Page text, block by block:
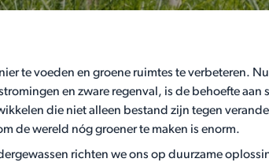
te voeden en groene ruimtes te verbeteren.
en zware regenval, is de behoefte
die niet alleen bestand zijn tegen
de wereld nóg groener te maken is enorm.
richten we ons op duurzame